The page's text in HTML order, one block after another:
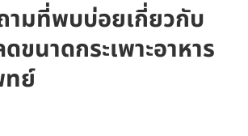
ามที่พบบ่อยเกี่ยวกับ
ขนาดกระเพาะอาหาร
ทย์